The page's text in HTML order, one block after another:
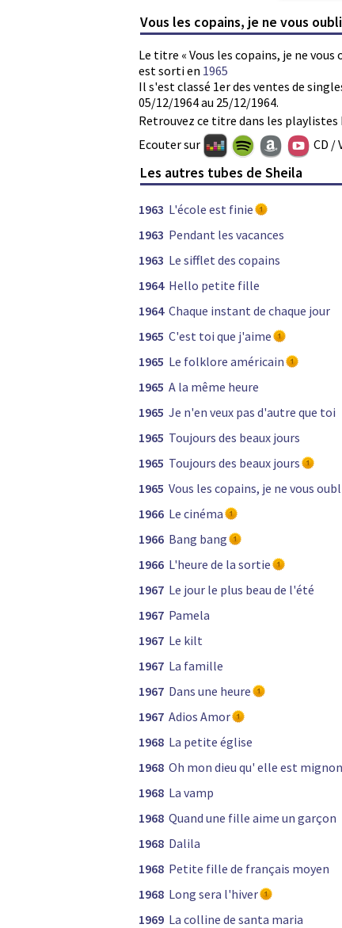
Vous les copains, je ne vous
Le titre « Vous les copains, je ne
est sorti en 1965
Il s'est classé 1er des ventes de
05/12/1964 au 25/12/1964.
Retrouvez ce titre dans les playlistes
Ecouter sur
CD /
Les autres tubes de Sheila
1963 L'école est finie
1963 Pendant les vacances
1963 Le sifflet des copains
1964 Hello petite fille
1964 Chaque instant de chaque jour
1965 C'est toi que j'aime
1965 Le folklore américain
1965 A la même heure
1965 Je n'en veux pas d'autre que toi
1965 Toujours des beaux jours
1965 Toujours des beaux jours
1965 Vous les copains, je ne vous
1966 Le cinéma
1966 Bang bang
1966 L'heure de la sortie
1967 Le jour le plus beau de l'été
1967 Pamela
1967 Le kilt
1967 La famille
1967 Dans une heure
1967 Adios Amor
1968 La petite église
1968 Oh mon dieu qu' elle est
1968 La vamp
1968 Quand une fille aime un garçon
1968 Dalila
1968 Petite fille de français moyen
1968 Long sera l'hiver
1969 La colline de santa maria